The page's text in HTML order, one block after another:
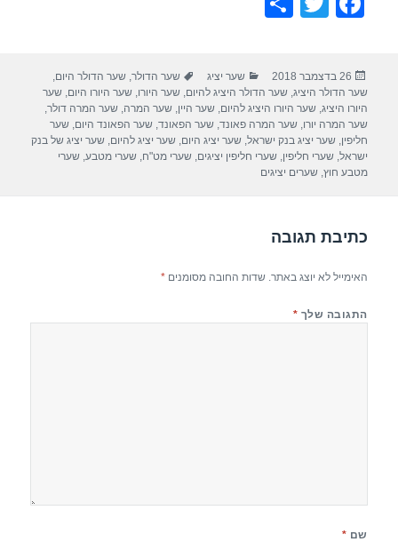
e
b
o
o
er
e
פורסם
בתאריך
26 בדצמבר 2018 קטגוריות
שער יציג תגיות
שער הדולר,שער הדולר היום,
שער הדולר היציג,שער הדולר היציג להיום,שער היורו,שער היורו היום,שער
היורו היציג,שער היורו היציג להיום,שער היין,שער המרה,שער המרה דולר,
שער המרה יורו,שער המרה פאונד,שער הפאונד,שער הפאונד היום,שער
חליפין,שער יציג בנק ישראל,שער יציג היום,שער יציג להיום,שער יציג של בנק
ישראל,שערי חליפין,שערי חליפין יציגים,שערי מט"ח,שערי מטבע,שערי
מטבע חוץ,שערים יציגים
כתיבת תגובה
האימייל לא יוצג באתר. שדות החובה מסומנים*
התגובה שלך *
שם *